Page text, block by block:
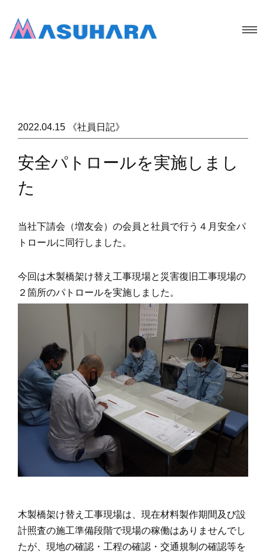
2022.04.15 《社員日記》
安全パトロールを実施しまし
た
当社下請会（増友会）の会員と社員で行う４月安全パ
トロールに同行しました。
今回は木製橋架け替え工事現場と災害復旧工事現場の
２箇所のパトロールを実施しました。
木製橋架け替え工事現場は、現在材料製作期間及び設
計照査の施工準備段階で現場の稼働はありませんでし
たが、現地の確認・工程の確認・交通規制の確認等を